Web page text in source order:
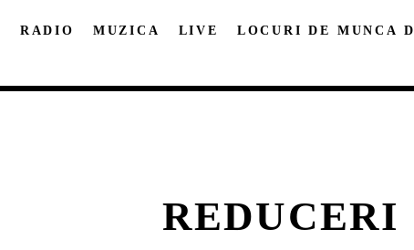
RADIO MUZICA LIVE LOCURI DE MUNCA
CAUTA IN SITE:
DISTRIBUIE PAGINA
REDUCERI